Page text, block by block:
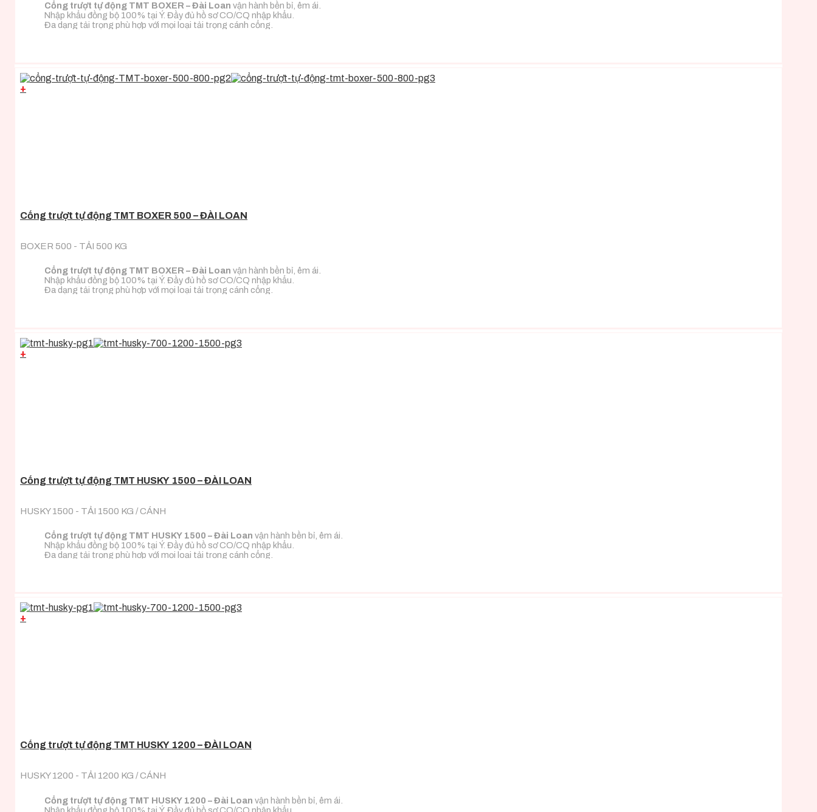
Cổng trượt tự động TMT BOXER – Đài Loan vận hành bền bỉ, êm ái.
Nhập khẩu đồng bộ 100% tại Ý. Đầy đủ hồ sơ CO/CQ nhập khẩu.
Đa dạng tải trọng phù hợp với mọi loại tải trọng cánh cổng.
+
Cổng trượt tự động TMT BOXER 500 – ĐÀI LOAN
BOXER 500 - TẢI 500 KG
Cổng trượt tự động TMT BOXER – Đài Loan vận hành bền bỉ, êm ái.
Nhập khẩu đồng bộ 100% tại Ý. Đầy đủ hồ sơ CO/CQ nhập khẩu.
Đa dạng tải trọng phù hợp với mọi loại tải trọng cánh cổng.
+
Cổng trượt tự động TMT HUSKY 1500 – ĐÀI LOAN
HUSKY 1500 - TẢI 1500 KG / CÁNH
Cổng trượt tự động TMT HUSKY 1500 – Đài Loan vận hành bền bỉ, êm ái.
Nhập khẩu đồng bộ 100% tại Ý. Đầy đủ hồ sơ CO/CQ nhập khẩu.
Đa dạng tải trọng phù hợp với mọi loại tải trọng cánh cổng.
+
Cổng trượt tự động TMT HUSKY 1200 – ĐÀI LOAN
HUSKY 1200 - TẢI 1200 KG / CÁNH
Cổng trượt tự động TMT HUSKY 1200 – Đài Loan vận hành bền bỉ, êm ái.
Nhập khẩu đồng bộ 100% tại Ý. Đầy đủ hồ sơ CO/CQ nhập khẩu.